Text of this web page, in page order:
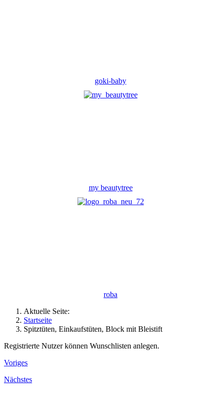
goki-baby
my beautytree
roba
Aktuelle Seite:
Startseite
Spitztüten, Einkaufstüten, Block mit Bleistift
Registrierte Nutzer können Wunschlisten anlegen.
Voriges
Nächstes